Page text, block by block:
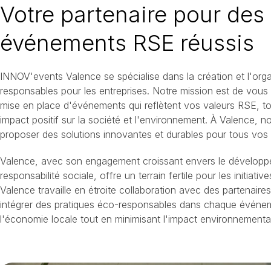
Votre partenaire pour des
événements RSE réussis
INNOV'events Valence se spécialise dans la création et
responsables pour les entreprises. Notre mission est de
mise en place d'événements qui reflètent vos valeurs RSE,
impact positif sur la société et l'environnement. À Valence,
proposer des solutions innovantes et durables pour tous vos
Valence, avec son engagement croissant envers le
responsabilité sociale, offre un terrain fertile pour les
Valence travaille en étroite collaboration avec des
intégrer des pratiques éco-responsables dans chaque
l'économie locale tout en minimisant l'impact